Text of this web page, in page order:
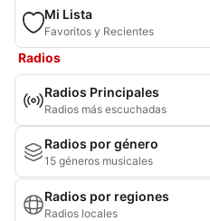
Mi Lista
Favoritos y Recientes
Radios
Radios Principales
Radios más escuchadas
Radios por género
15 géneros musicales
Radios por regiones
Radios locales